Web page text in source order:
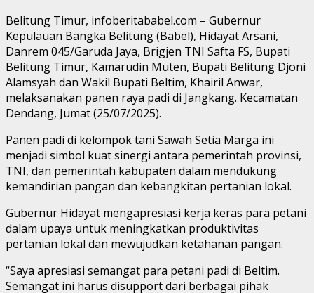
Belitung Timur, infoberitababel.com – Gubernur
Kepulauan Bangka Belitung (Babel), Hidayat Arsani,
Danrem 045/Garuda Jaya, Brigjen TNI Safta FS, Bupati
Belitung Timur, Kamarudin Muten, Bupati Belitung Djoni
Alamsyah dan Wakil Bupati Beltim, Khairil Anwar,
melaksanakan panen raya padi di Jangkang. Kecamatan
Dendang, Jumat (25/07/2025).
Panen padi di kelompok tani Sawah Setia Marga ini
menjadi simbol kuat sinergi antara pemerintah provinsi,
TNI, dan pemerintah kabupaten dalam mendukung
kemandirian pangan dan kebangkitan pertanian lokal.
Gubernur Hidayat mengapresiasi kerja keras para petani
dalam upaya untuk meningkatkan produktivitas
pertanian lokal dan mewujudkan ketahanan pangan.
“Saya apresiasi semangat para petani padi di Beltim.
Semangat ini harus disupport dari berbagai pihak